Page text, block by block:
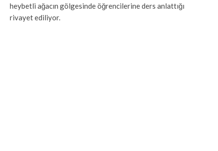
heybetli ağacın gölgesinde öğrencilerine ders anlattığı
rivayet ediliyor.